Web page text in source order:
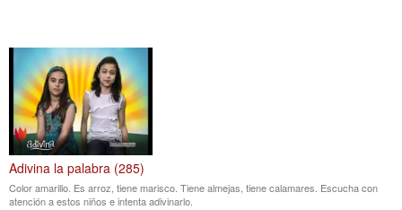
Adivina la palabra (285)
Color amarillo. Es arroz, tiene marisco. Tiene almejas, tiene calamares. Escucha con
atención a estos niños e intenta adivinarlo.